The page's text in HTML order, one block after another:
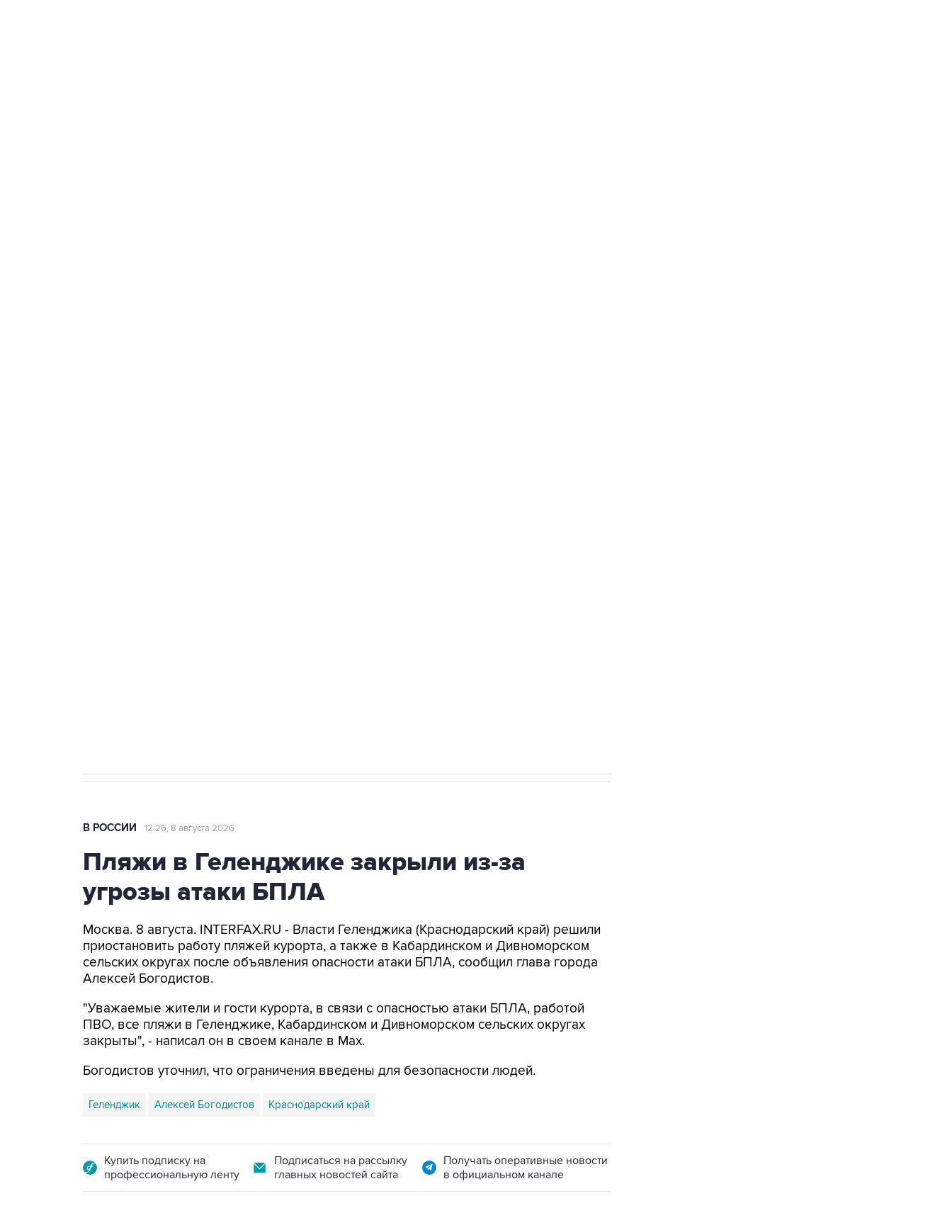
В РОССИИ 12:26, 8 августа 2026
Пляжи в Геленджике закрыли из-за
угрозы атаки БПЛА
Москва. 8 августа. INTERFAX.RU - Власти Геленджика (Краснодарский край) решили
приостановить работу пляжей курорта, а также в Кабардинском и Дивноморском
сельских округах после объявления опасности атаки БПЛА, сообщил глава города
Алексей Богодистов.
"Уважаемые жители и гости курорта, в связи с опасностью атаки БПЛА, работой
ПВО, все пляжи в Геленджике, Кабардинском и Дивноморском сельских округах
закрыты", - написал он в своем канале в Max.
Богодистов уточнил, что ограничения введены для безопасности людей.
Геленджик Алексей Богодистов Краснодарский край
Купить подписку на
профессиональную ленту
Подписаться на рассылку
главных новостей сайта
Получать оперативные новости
в официальном канале